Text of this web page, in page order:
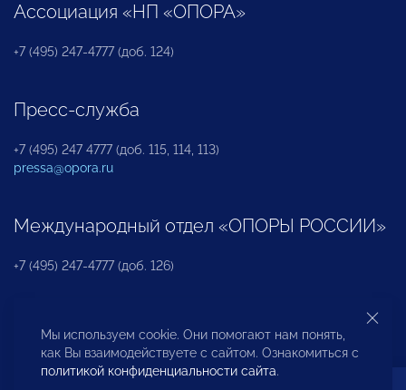
Ассоциация «НП «ОПОРА»
+7 (495) 247-4777 (доб. 124)
Пресс-служба
+7 (495) 247 4777 (доб. 115, 114, 113)
pressa@opora.ru
Международный отдел «ОПОРЫ РОССИИ»
+7 (495) 247-4777 (доб. 126)
Бюро по защите прав предпринимателей и
инвесторов
Мы используем cookie. Они помогают нам понять,
как Вы взаимодействуете с сайтом. Ознакомиться с
политикой конфиденциальности сайта.